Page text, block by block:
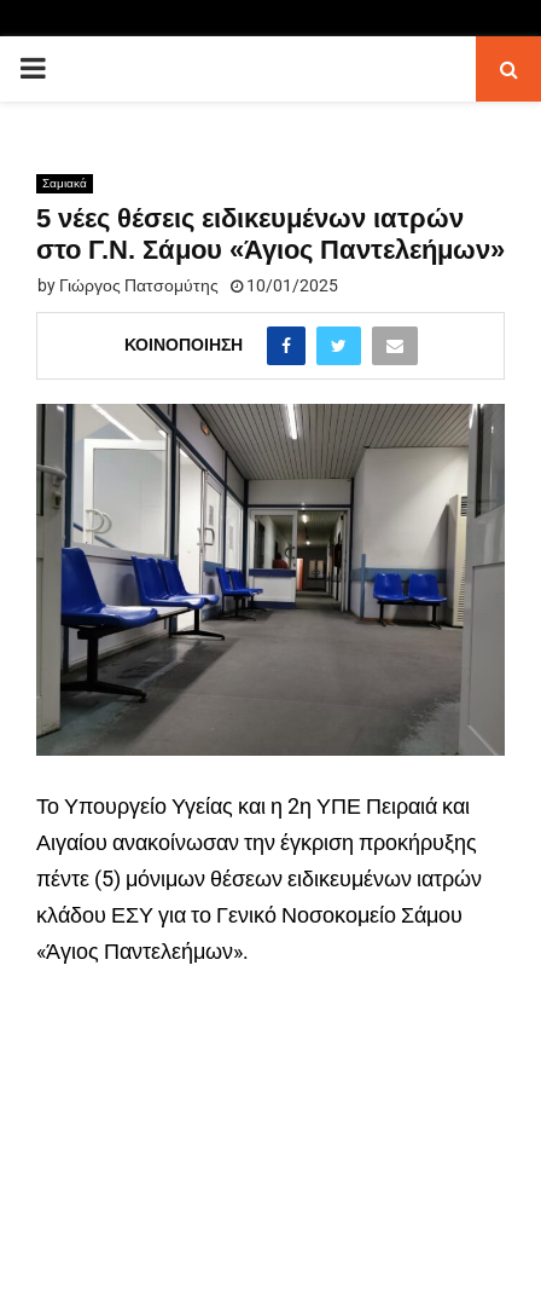
PRIMARY
Σαμιακά
5 νέες θέσεις ειδικευμένων ιατρών
στο Γ.Ν. Σάμου «Άγιος Παντελεήμων»
by Γιώργος Πατσομύτης 10/01/2025
ΚΟΙΝΟΠΟΊΗΣΗ
Το Υπουργείο Υγείας και η 2η ΥΠΕ Πειραιά και
Αιγαίου ανακοίνωσαν την έγκριση προκήρυξης
πέντε (5) μόνιμων θέσεων ειδικευμένων ιατρών
κλάδου ΕΣΥ για το Γενικό Νοσοκομείο Σάμου
«Άγιος Παντελεήμων».